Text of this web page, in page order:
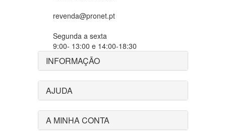
revenda@pronet.pt
Segunda a sexta
9:00- 13:00 e 14:00-18:30
INFORMAÇÃO
AJUDA
A MINHA CONTA